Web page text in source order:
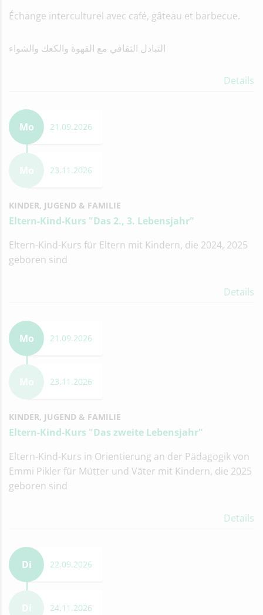
Échange interculturel avec café, gâteau et barbecue.
التبادل الثقافي مع القهوة والكعك والشواء
Details
Mo 21.09.2026
Mo 23.11.2026
KINDER, JUGEND & FAMILIE
Eltern-Kind-Kurs "Das 2., 3. Lebensjahr"
Eltern-Kind-Kurs für Eltern mit Kindern, die 2024, 2025
geboren sind
Details
Mo 21.09.2026
Mo 23.11.2026
KINDER, JUGEND & FAMILIE
Eltern-Kind-Kurs "Das zweite Lebensjahr"
Eltern-Kind-Kurs in Orientierung an der Pädagogik von
Emmi Pikler für Mütter und Väter mit Kindern, die 2025
geboren sind
Details
Di 22.09.2026
Di 24.11.2026